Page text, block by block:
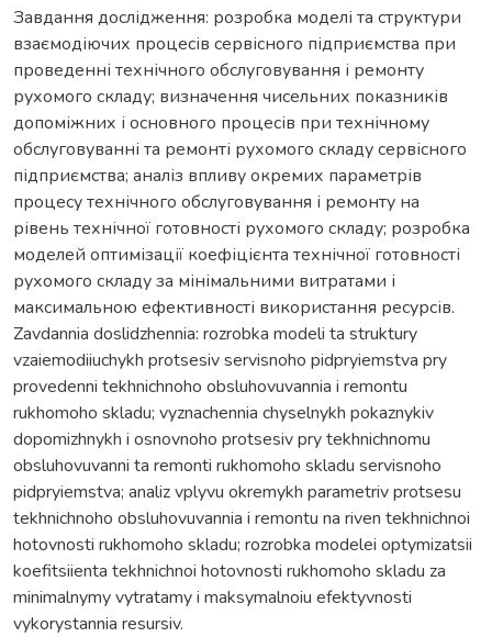
Завдання дослідження: розробка моделі та структури
взаємодіючих процесів сервісного підприємства при
проведенні технічного обслуговування і ремонту
рухомого складу; визначення чисельних показників
допоміжних і основного процесів при технічному
обслуговуванні та ремонті рухомого складу сервісного
підприємства; аналіз впливу окремих параметрів
процесу технічного обслуговування і ремонту на
рівень технічної готовності рухомого складу; розробка
моделей оптимізації коефіцієнта технічної готовності
рухомого складу за мінімальними витратами і
максимальною ефективності використання ресурсів.
Zavdannia doslidzhennia: rozrobka modeli ta struktury
vzaiemodiiuchykh protsesiv servisnoho pidpryiemstva pry
provedenni tekhnichnoho obsluhovuvannia i remontu
rukhomoho skladu; vyznachennia chyselnykh pokaznykiv
dopomizhnykh i osnovnoho protsesiv pry tekhnichnomu
obsluhovuvanni ta remonti rukhomoho skladu servisnoho
pidpryiemstva; analiz vplyvu okremykh parametriv protsesu
tekhnichnoho obsluhovuvannia i remontu na riven tekhnichnoi
hotovnosti rukhomoho skladu; rozrobka modelei optymizatsii
koefitsiienta tekhnichnoi hotovnosti rukhomoho skladu za
minimalnymy vytratamy i maksymalnoiu efektyvnosti
vykorystannia resursiv.